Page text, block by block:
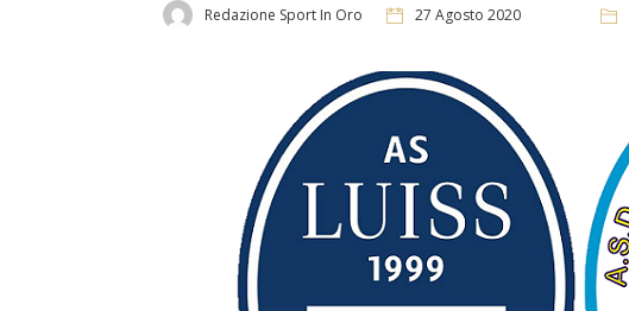
Redazione Sport In Oro 27 Agosto 2020